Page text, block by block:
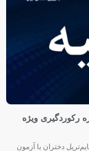
رکوردگیری ویژه
دختران با آزمون